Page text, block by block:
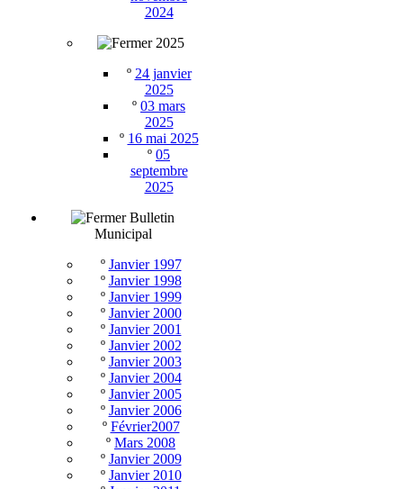
2024
2025
º 24 janvier
2025
º 03 mars
2025
º 16 mai 2025
º 05
septembre
2025
Bulletin
Municipal
º Janvier 1997
º Janvier 1998
º Janvier 1999
º Janvier 2000
º Janvier 2001
º Janvier 2002
º Janvier 2003
º Janvier 2004
º Janvier 2005
º Janvier 2006
º Février2007
º Mars 2008
º Janvier 2009
º Janvier 2010